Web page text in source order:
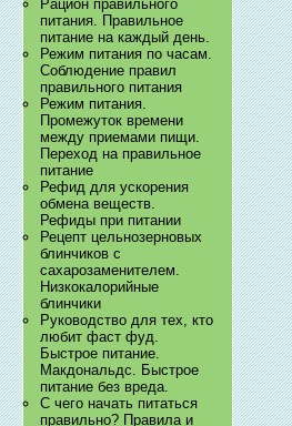
Рацион правильного
питания. Правильное
питание на каждый день.
Режим питания по часам.
Соблюдение правил
правильного питания
Режим питания.
Промежуток времени
между приемами пищи.
Переход на правильное
питание
Рефид для ускорения
обмена веществ.
Рефиды при питании
Рецепт цельнозерновых
блинчиков с
сахарозаменителем.
Низкокалорийные
блинчики
Руководство для тех, кто
любит фаст фуд.
Быстрое питание.
Макдональдс. Быстрое
питание без вреда.
С чего начать питаться
правильно? Правила и